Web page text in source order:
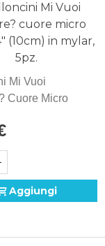
Mi Vuoi
Cuore Micro
Aggiungi